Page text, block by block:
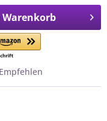
Warenkorb
Empfehlen